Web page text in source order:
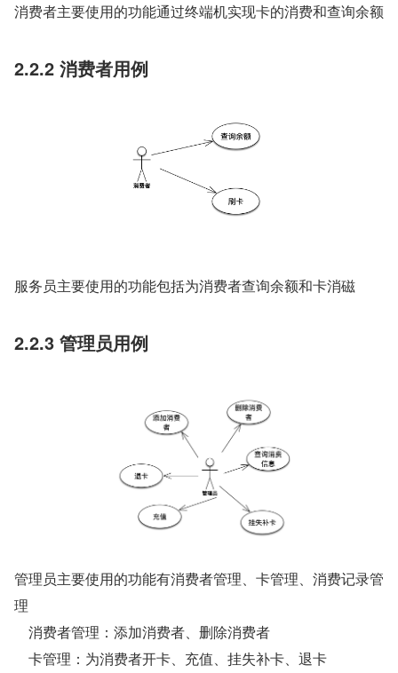
消费者主要使用的功能通过终端机实现卡的消费和查询余额
2.2.2 消费者用例
服务员主要使用的功能包括为消费者查询余额和卡消磁
2.2.3 管理员用例
管理员主要使用的功能有消费者管理、卡管理、消费记录管
理
    消费者管理：添加消费者、删除消费者
    卡管理：为消费者开卡、充值、挂失补卡、退卡